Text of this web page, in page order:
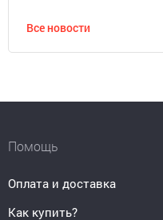
Все новости
Помощь
Оплата и доставка
Как купить?